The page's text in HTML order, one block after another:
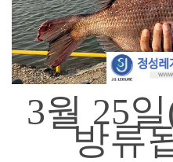
3월 25
방류